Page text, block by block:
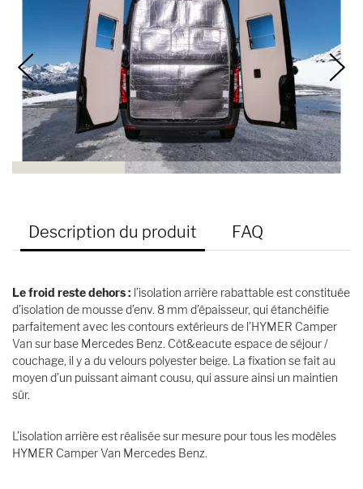
Description du produit FAQ
Le froid reste dehors : l’isolation arrière rabattable est constituée
d’isolation de mousse d’env. 8 mm d’épaisseur, qui étanchéifie
parfaitement avec les contours extérieurs de l’HYMER Camper
Van sur base Mercedes Benz. Côt&eacute espace de séjour /
couchage, il y a du velours polyester beige. La fixation se fait au
moyen d’un puissant aimant cousu, qui assure ainsi un maintien
sûr.
L’isolation arrière est réalisée sur mesure pour tous les modèles
HYMER Camper Van Mercedes Benz.